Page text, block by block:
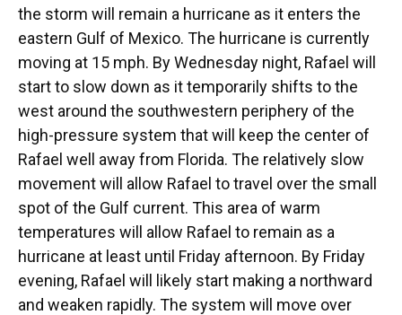
the storm will remain a hurricane as it enters the
eastern Gulf of Mexico. The hurricane is currently
moving at 15 mph. By Wednesday night, Rafael will
start to slow down as it temporarily shifts to the
west around the southwestern periphery of the
high-pressure system that will keep the center of
Rafael well away from Florida. The relatively slow
movement will allow Rafael to travel over the small
spot of the Gulf current. This area of warm
temperatures will allow Rafael to remain as a
hurricane at least until Friday afternoon. By Friday
evening, Rafael will likely start making a northward
and weaken rapidly. The system will move over